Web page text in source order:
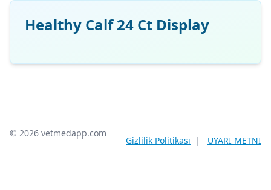
Healthy Calf 24 Ct Display
© 2026 vetmedapp.com
Gizlilik Politikası | UYARI METNİ